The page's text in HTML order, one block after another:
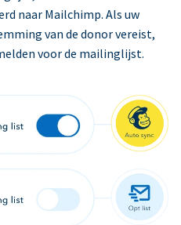
naar Mailchimp. Als uw
van de donor vereist,
voor de mailinglijst.